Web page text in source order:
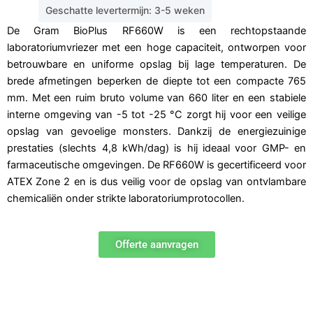
Geschatte levertermijn: 3-5 weken
De Gram BioPlus RF660W is een rechtopstaande
laboratoriumvriezer met een hoge capaciteit, ontworpen voor
betrouwbare en uniforme opslag bij lage temperaturen. De
brede afmetingen beperken de diepte tot een compacte 765
mm. Met een ruim bruto volume van 660 liter en een stabiele
interne omgeving van -5 tot -25 °C zorgt hij voor een veilige
opslag van gevoelige monsters. Dankzij de energiezuinige
prestaties (slechts 4,8 kWh/dag) is hij ideaal voor GMP- en
farmaceutische omgevingen. De RF660W is gecertificeerd voor
ATEX Zone 2 en is dus veilig voor de opslag van ontvlambare
chemicaliën onder strikte laboratoriumprotocollen.
Offerte aanvragen